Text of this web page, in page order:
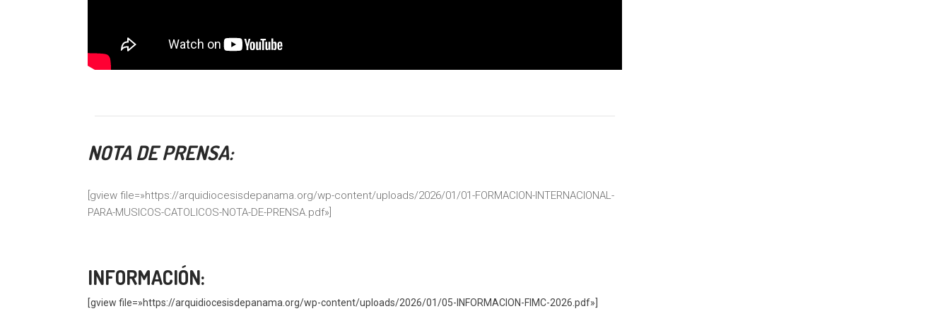
NOTA DE PRENSA:
[gview file=»https://arquidiocesisdepanama.org/wp-content/uploads/2026/01/01-FORMACION-INTERNACIONAL-
PARA-MUSICOS-CATOLICOS-NOTA-DE-PRENSA.pdf»]
INFORMACIÓN:
[gview file=»https://arquidiocesisdepanama.org/wp-content/uploads/2026/01/05-INFORMACION-FIMC-2026.pdf»]